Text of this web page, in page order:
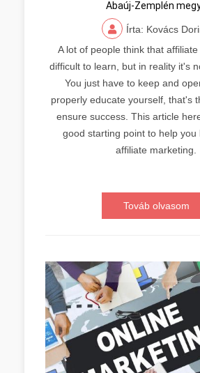
Abaúj-Zemplén
Írta: Kovács
A lot of people think that
difficult to learn, but in reality it's
You just have to keep and
properly educate yourself, that's
ensure success. This article
good starting point to help you
affiliate marketing.
Továb olvasom